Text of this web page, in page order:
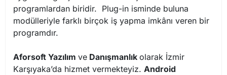
programlardan biridir. Plug-in isminde buluna
modülleriyle farklı birçok iş yapma imkânı veren bir
programdır.
Aforsoft Yazılım ve Danışmanlık olarak İzmir
Karşıyaka’da hizmet vermekteyiz. Android